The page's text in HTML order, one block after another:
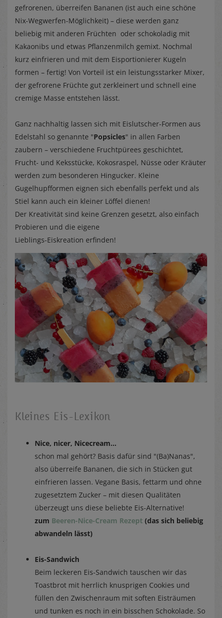
gefrorenen, überreifen Bananen (ist auch eine schöne
Nix-Wegwerfen-Möglichkeit) – diese werden ganz
beliebig mit anderen Früchten oder schokoladig mit
Kakaonibs und etwas Pflanzenmilch gemixt. Nochmal
kurz einfrieren und mit dem Eisportionierer Kugeln
formen – fertig! Von Vorteil ist ein leistungsstarker Mixer,
der gefrorene Früchte gut zerkleinert und schnell eine
cremige Masse entstehen lässt.
Ganz nachhaltig lassen sich mit Eislutscher-Formen aus
Edelstahl so genannte "Popsicles" in allen Farben
zaubern – verschiedene Fruchtpürees geschichtet,
Frucht- und Keksstücke, Kokosraspel, Nüsse oder Kräuter
werden zum besonderen Hingucker. Kleine
Gugelhupfformen eignen sich ebenfalls perfekt und als
Stiel kann auch ein kleiner Löffel dienen!
Der Kreativität sind keine Grenzen gesetzt, also einfach
Probieren und die eigene
Lieblings-Eiskreation erfinden!
Kleines Eis-Lexikon
Nice, nicer, Nicecream...
schon mal gehört? Basis dafür sind "(Ba)Nanas",
also überreife Bananen, die sich in Stücken gut
einfrieren lassen. Vegane Basis, fettarm und ohne
zugesetztem Zucker – mit diesen Qualitäten
überzeugt uns diese beliebte Eis-Alternative!
zum Beeren-Nice-Cream Rezept (das sich beliebig
abwandeln lässt)
Eis-Sandwich
Beim leckeren Eis-Sandwich tauschen wir das
Toastbrot mit herrlich knusprigen Cookies und
füllen den Zwischenraum mit soften Eisträumen
und tunken es noch in ein bisschen Schokolade. So